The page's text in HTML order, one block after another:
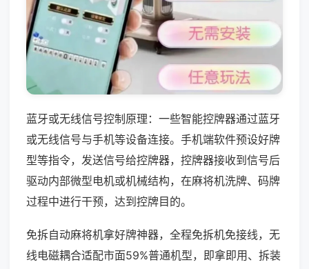
蓝牙或无线信号控制原理：一些智能控牌器通过蓝牙
或无线信号与手机等设备连接。手机端软件预设好牌
型等指令，发送信号给控牌器，控牌器接收到信号后
驱动内部微型电机或机械结构，在麻将机洗牌、码牌
过程中进行干预，达到控牌目的。
免拆自动麻将机拿好牌神器，全程免拆机免接线，无
线电磁耦合适配市面59%普通机型，即拿即用、拆装